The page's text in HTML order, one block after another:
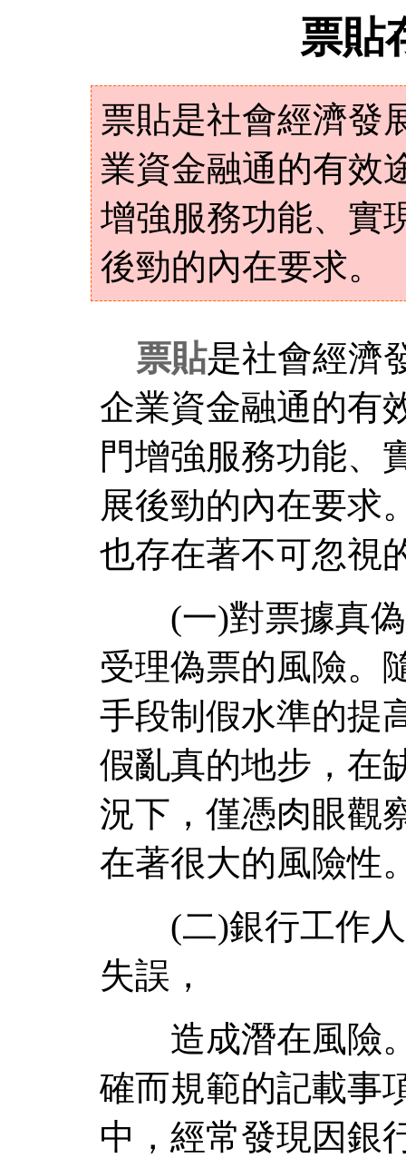
票貼
票貼是社會經濟發
業資金融通的有效
增強服務功能、實
後勁的內在要求。
票貼是社會經濟
企業資金融通的有
門增強服務功能、
展後勁的內在要求
也存在著不可忽視
(一)對票據真偽
受理偽票的風險。
手段制假水準的提
假亂真的地步，在
況下，僅憑肉眼觀
在著很大的風險性
(二)銀行工作人
失誤，
造成潛在風險。
確而規範的記載事
中，經常發現因銀